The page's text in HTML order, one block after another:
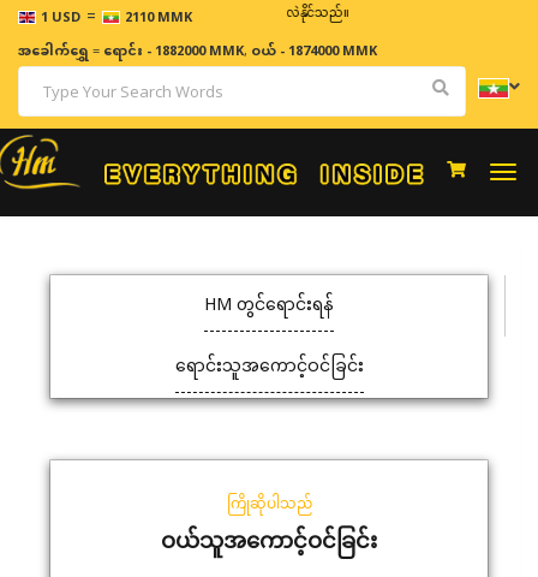
1 USD = 2110 MMK
ဈေးနှုန်းများသည် အချိန်နှင့် အမျှပြောင်းလဲနိုင်သည်။
အခေါက်ရွှေ=ရောင်း - 1882000 MMK, ဝယ် - 1874000 MMK
HM တွင်ရောင်းရန်
ရောင်းသူအကောင့်ဝင်ခြင်း
ကြိုဆိုပါသည်
ဝယ်သူအကောင့်ဝင်ခြင်း